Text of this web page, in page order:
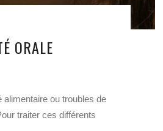
ORALE
alimentaire ou troubles de
traiter ces différents